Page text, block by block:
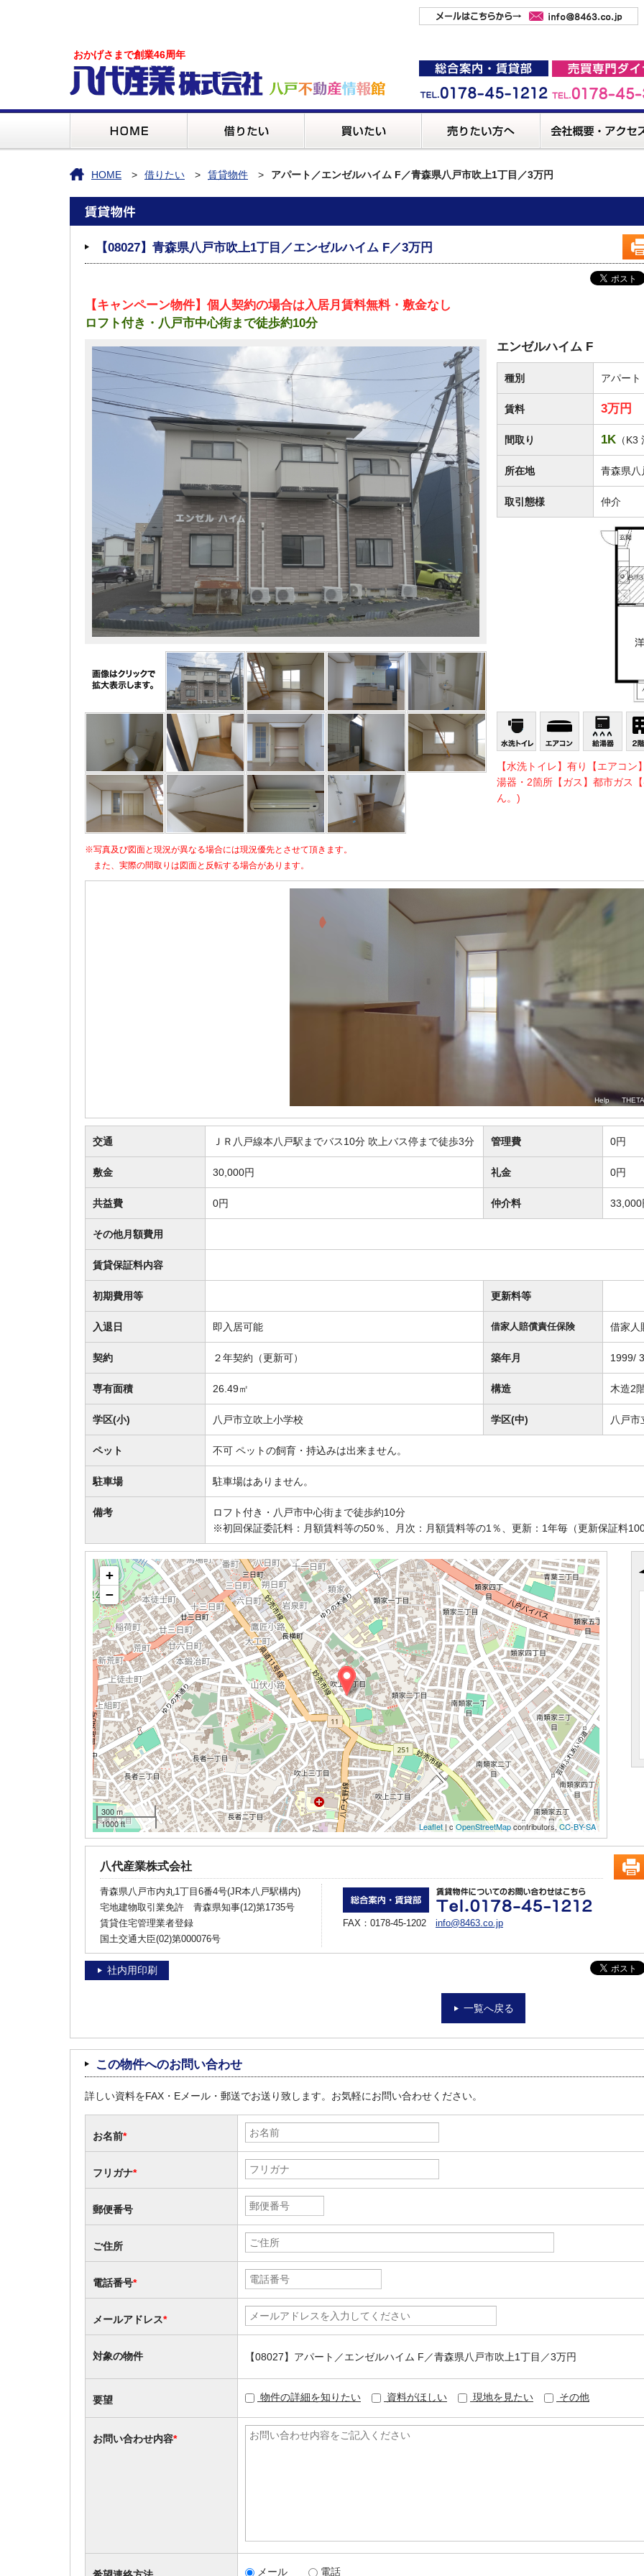
おかげさまで創業46周年
HOME 借りたい 賃貸物件 アパート／エンゼルハイム F／青森県八戸市吹上1丁目／3万円
【08027】青森県八戸市吹上1丁目／エンゼルハイム F／3万円
【キャンペーン物件】個人契約の場合は入居月賃料無料・敷金なし
ロフト付き・八戸市中心街まで徒歩約10分
※写真及び図面と現況が異なる場合には現況優先とさせて頂きます。
また、実際の間取りは図面と反転する場合があります。
エンゼルハイム F
種別 アパート
賃料 3万円
間取り 1K （
所在地 青森県八
取引態様 仲介
【水洗トイレ】有り【エアコ
湯器・2箇所【ガス】都市ガス
ん。)
交通 ＪＲ八戸線本八戸駅までバス10分 吹上バス停まで徒歩3分 管理費 0円
敷金 30,000円 礼金 0円
共益費 0円 仲介料 33,000
その他月額費用
賃貸保証料内容
初期費用等 更新料等
入退日 即入居可能 借家人賠償責任保険 借家人
契約 ２年契約（更新可） 築年月 1999/
専有面積 26.49㎡ 構造 木造2
学区(小) 八戸市立吹上小学校 学区(中) 八戸市
ペット 不可 ペットの飼育・持込みは出来ません。
駐車場 駐車場はありません。
備考
ロフト付き・八戸市中心街まで徒歩約10分
※初回保証委託料：月額賃料等の50％、月次：月額賃料等の1％、更新：1年毎（更新保証料
+
−
300 m
1000 ft
Leaflet | c OpenStreetMapcontributors,CC-BY-SA
八代産業株式会社
青森県八戸市内丸1丁目6番4号(JR本八戸駅構内)
宅地建物取引業免許 青森県知事(12)第1735号
賃貸住宅管理業者登録
国土交通大臣(02)第000076号
FAX：0178-45-1202 info@8463.co.jp
社内用印刷
一覧へ戻る
この物件へのお問い合わせ
詳しい資料をFAX・Eメール・郵送でお送り致します。お気軽にお問い合わせください。
お名前*
フリガナ*
郵便番号
ご住所
電話番号*
メールアドレス*
対象の物件 【08027】アパート／エンゼルハイム F／青森県八戸市吹上1丁目／3万円
要望 物件の詳細を知りたい 資料がほしい 現地を見たい その他
お問い合わせ内容*
メール 電話